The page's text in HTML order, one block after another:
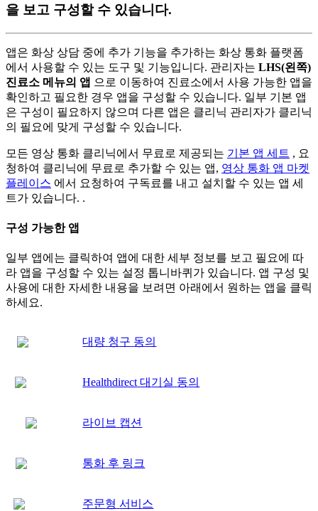
을 보고 구성할 수 있습니다.
앱은 화상 상담 중에 추가 기 능을 추가하는 화상 통화 플랫폼
에 서 사용할 수 있는 도구 및 기 능입니 다. 관리 자는 LHS(왼 쪽)
진 료소 메 뉴의 앱 으 로 이 동하여 진 료소에 서 사용 가능한 앱을
확인하고 필 요한 경우 앱을 구성할 수 있습니 다. 일부 기 본 앱
은 구성이 필 요하지 않으며 다른 앱은 클리 닉 관리 자가 클리 닉
의 필 요에 맞게 구성할 수 있습니 다.
모 든 영상 통화 클리 닉에 서 무료 로 제 공되 는 기 본 앱 세 트 , 요
청하여 클리 닉에 무료 로 추가할 수 있는 앱, 영상 통화 앱 마켓
플레 이 스 에 서 요청하여 구독료를 내 고 설치 할 수 있는 앱 세
트가 있습니 다. .
구성 가능한 앱
일부 앱에 는 클릭하여 앱에 대 한 세 부 정 보 를 보 고 필 요에 따
라 앱을 구성할 수 있는 설정 톱니 바퀴 가 있습니 다. 앱 구성 및
사용에 대 한 자세 한 내 용을 보 려 면 아래 에 서 원하는 앱을 클릭
하세 요.
대 량 청구 동의
Healthdirect 대 기 실 동의
라이 브 캡션
통화 후 링 크
주문형 서 비 스